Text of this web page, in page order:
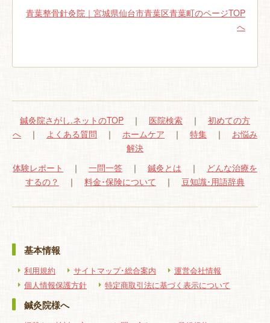
青葉整骨針灸院｜宮城県仙台市青葉区青葉町のページTOP
へ
鍼灸院さがし.ネットのTOP ｜ 医院検索 ｜ 初めての方
へ ｜ よくある質問 ｜ ホームケア ｜ 特集 ｜ お悩み
解決
体験レポート
｜ 一問一答 ｜ 鍼灸とは ｜ どんな治療を
するの？
｜ 料金･保険について ｜ 豆知識･用語辞典
基本情報
利用規約 サイトマップ･総合案内
運営会社情報
個人情報保護方針
特定商取引法に基づく表示について
鍼灸院様へ